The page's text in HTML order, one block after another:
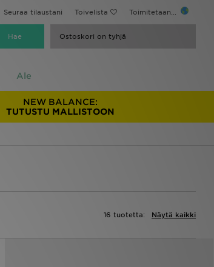
Seuraa tilaustani Toivelista Toimitetaan...
Ostoskori on tyhjä
Ale
NEW BALANCE:
TUTUSTU MALLISTOON
Näytä kaikki
16 tuotetta: